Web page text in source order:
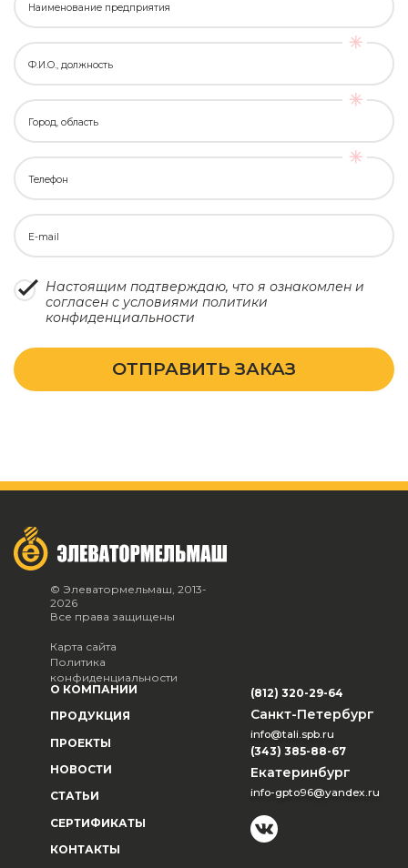
Наименование предприятия
Ф.И.О., должность
Город, область
Телефон
E-mail
Настоящим подтверждаю, что я ознакомлен и
согласен с условиями политики
конфиденциальности
ОТПРАВИТЬ ЗАКАЗ
© Элеватормельмаш, 2013-
2026
Все права защищены
Карта сайта
Политика
конфиденциальности
О КОМПАНИИ
ПРОДУКЦИЯ
ПРОЕКТЫ
НОВОСТИ
СТАТЬИ
СЕРТИФИКАТЫ
КОНТАКТЫ
(812) 320-29-64
Санкт-Петербург
info@tali.spb.ru
(343) 385-88-67
Екатеринбург
info-gpto96@yandex.ru